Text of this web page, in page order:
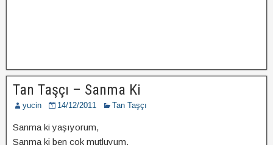
Tan Taşçı – Sanma Ki
yucin 14/12/2011 Tan Taşçı
Sanma ki yaşıyorum,
Sanma ki ben çok mutluyum,